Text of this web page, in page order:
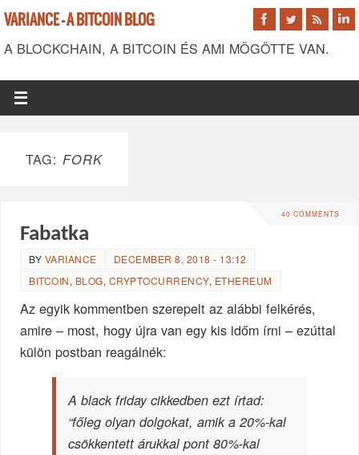
VARIANCE - A BITCOIN BLOG
A BLOCKCHAIN, A BITCOIN ÉS AMI MÖGÖTTE VAN.
TAG: FORK
40 COMMENTS
Fabatka
BY VARIANCE
DECEMBER 8, 2018 - 13:12
BITCOIN, BLOG, CRYPTOCURRENCY, ETHEREUM
Az egyik kommentben szerepelt az alábbi felkérés,
amire – most, hogy újra van egy kis időm írni – ezúttal
külön postban reagálnék:
A black friday cikkedben ezt írtad:
“főleg olyan dolgokat, amik a 20%-kal
csökkentett árukkal pont 80%-kal